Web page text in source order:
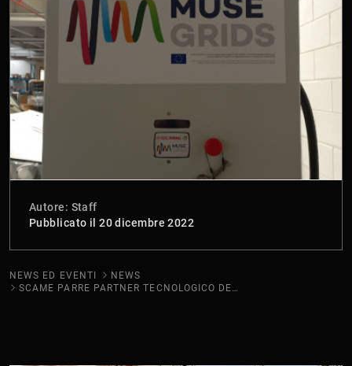
Autore: Staff
Pubblicato il 20 dicembre 2022
NEWS ED EVENTI
NEWS
SCAME PARRE PARTNER TECNOLOGICO DEL PROGETTO MUSE GRIDS